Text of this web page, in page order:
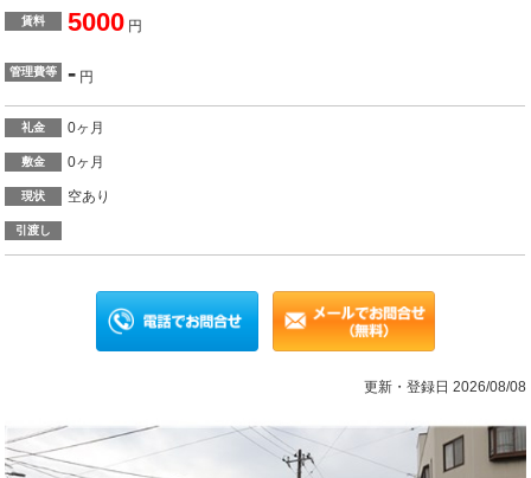
賃料 5000 円
管理費等 - 円
礼金 0ヶ月
敷金 0ヶ月
現状 空あり
引渡し
更新・登録日 2026/08/08